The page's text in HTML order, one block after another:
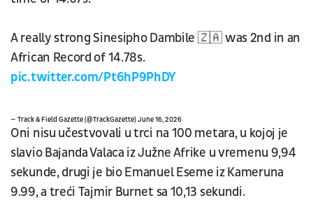
A really strong Sinesipho Dambile 🇿🇦 was 2nd in an
African Record of 14.78s.
pic.twitter.com/Pt6hP9PhDY
— Track & Field Gazette (@TrackGazette)June 16, 2026
Oni nisu učestvovali u trci na 100 metara, u kojoj je
slavio Bajanda Valaca iz Južne Afrike u vremenu 9,94
sekunde, drugi je bio Emanuel Eseme iz Kameruna
9.99, a treći Tajmir Burnet sa 10,13 sekundi.